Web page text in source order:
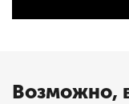
Возможно,